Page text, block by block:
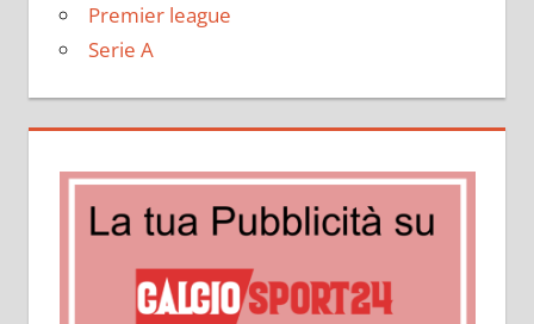
Premier league
Serie A